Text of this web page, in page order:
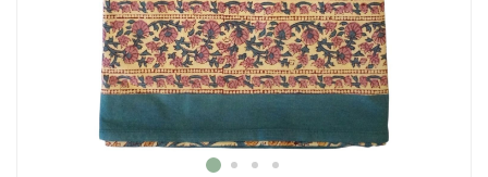
Objets déco
Patères en métal